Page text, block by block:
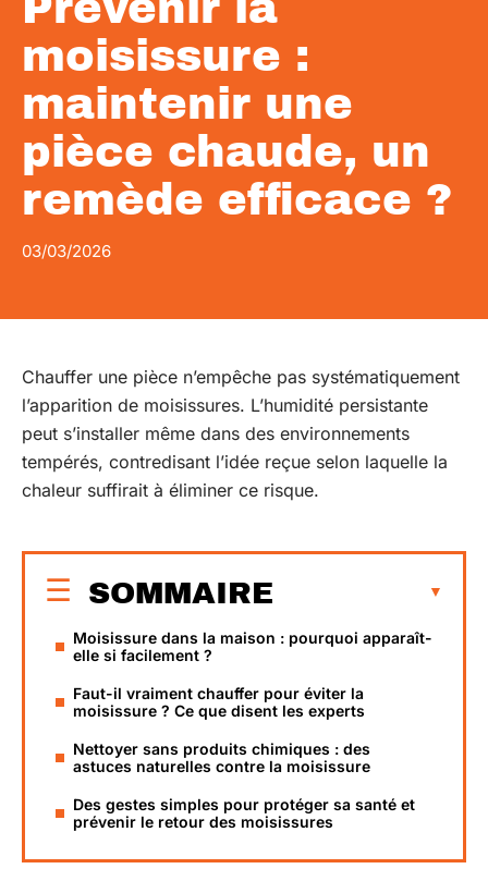
moisissure :
maintenir une
pièce chaude, un
remède efficace ?
03/03/2026
Chauffer une pièce n’empêche pas systématiquement
l’apparition de moisissures. L’humidité persistante
peut s’installer même dans des environnements
tempérés, contredisant l’idée reçue selon laquelle la
chaleur suffirait à éliminer ce risque.
SOMMAIRE
Moisissure dans la maison : pourquoi apparaît-
elle si facilement ?
Faut-il vraiment chauffer pour éviter la
moisissure ? Ce que disent les experts
Nettoyer sans produits chimiques : des
astuces naturelles contre la moisissure
Des gestes simples pour protéger sa santé et
prévenir le retour des moisissures